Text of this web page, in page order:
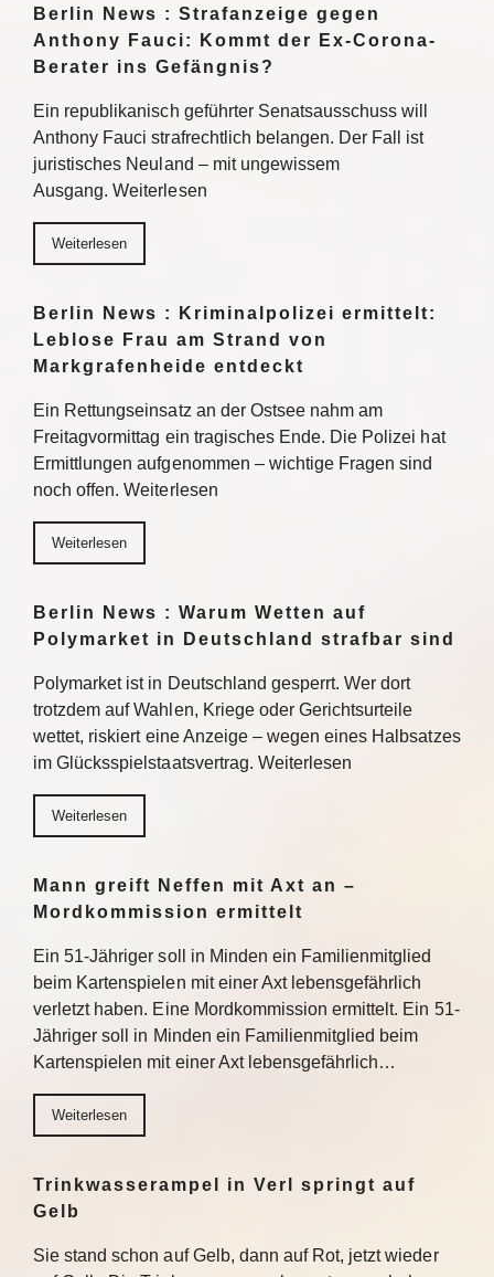
Berlin News : Strafanzeige gegen
Anthony Fauci: Kommt der Ex-Corona-
Berater ins Gefängnis?
Ein republikanisch geführter Senatsausschuss will
Anthony Fauci strafrechtlich belangen. Der Fall ist
juristisches Neuland – mit ungewissem
Ausgang. Weiterlesen
Weiterlesen
Berlin News : Kriminalpolizei ermittelt:
Leblose Frau am Strand von
Markgrafenheide entdeckt
Ein Rettungseinsatz an der Ostsee nahm am
Freitagvormittag ein tragisches Ende. Die Polizei hat
Ermittlungen aufgenommen – wichtige Fragen sind
noch offen. Weiterlesen
Weiterlesen
Berlin News : Warum Wetten auf
Polymarket in Deutschland strafbar sind
Polymarket ist in Deutschland gesperrt. Wer dort
trotzdem auf Wahlen, Kriege oder Gerichtsurteile
wettet, riskiert eine Anzeige – wegen eines Halbsatzes
im Glücksspielstaatsvertrag. Weiterlesen
Weiterlesen
Mann greift Neffen mit Axt an –
Mordkommission ermittelt
Ein 51-Jähriger soll in Minden ein Familienmitglied
beim Kartenspielen mit einer Axt lebensgefährlich
verletzt haben. Eine Mordkommission ermittelt. Ein 51-
Jähriger soll in Minden ein Familienmitglied beim
Kartenspielen mit einer Axt lebensgefährlich…
Weiterlesen
Trinkwasserampel in Verl springt auf
Gelb
Sie stand schon auf Gelb, dann auf Rot, jetzt wieder